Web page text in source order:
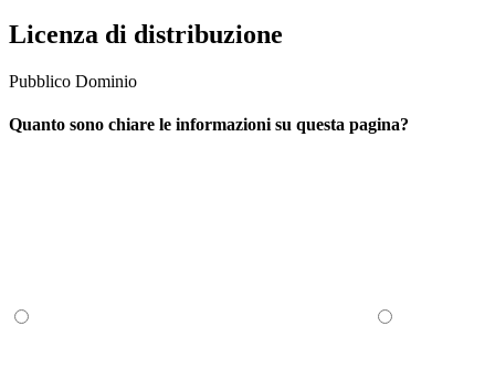
Licenza di distribuzione
Pubblico Dominio
Quanto sono chiare le informazioni su questa pagina?